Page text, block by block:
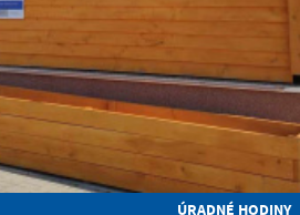
ÚRADNÉ HODINY